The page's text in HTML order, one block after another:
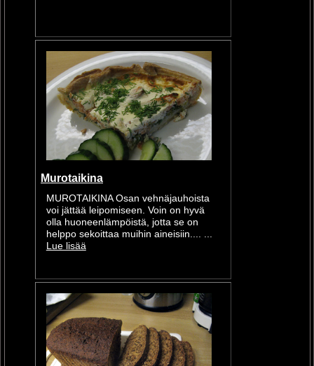
Murotaikina
MUROTAIKINA Osan vehnäjauhoista
voi jättää leipomiseen. Voin on hyvä
olla huoneenlämpöistä, jotta se on
helppo sekoittaa muihin aineisiin.... ...
Lue lisää